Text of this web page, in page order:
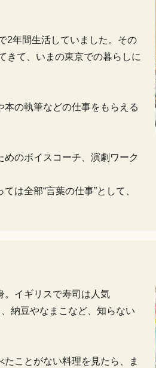
2年間生活していました。その
きて、いまの東京での暮らしに
の執筆などの仕事をもらえる
のボイスコーチ、演劇ワーク
は全部“言葉の仕事”として、
。イギリスで寿司は人気
納豆やなまこなど、知らない
ことがない料理を見たら、ま